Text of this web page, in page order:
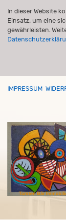
In dieser Website
Einsatz, um eine
gewährleisten.
IMPRESSUM